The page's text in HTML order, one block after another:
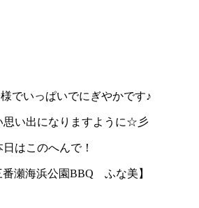
でいっぱいでにぎやかです♪
思い出になりますように☆彡
日はこのへんで！
番瀬海浜公園BBQ ふな美】